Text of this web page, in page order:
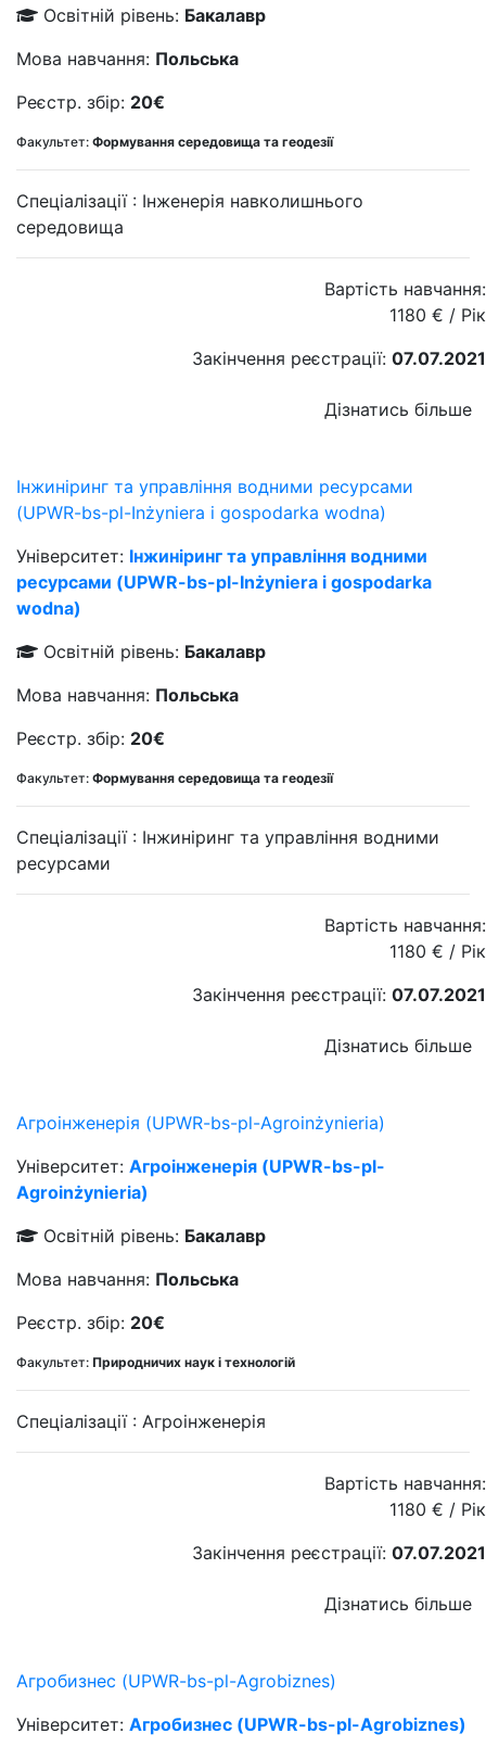
Освітній рівень: Бакалавр
Мова навчання: Польська
Реєстр. збір: 20€
Факультет: Формування середовища та геодезії
Спеціалізації : Інженерія навколишнього
середовища
Вартість навчання:
1180 € / Рік
Закінчення реєстрації: 07.07.2021
Дізнатись більше
Інжиніринг та управління водними ресурсами
(UPWR-bs-pl-Inżyniera i gospodarka wodna)
Університет: Інжиніринг та управління водними
ресурсами (UPWR-bs-pl-Inżyniera i gospodarka
wodna)
Освітній рівень: Бакалавр
Мова навчання: Польська
Реєстр. збір: 20€
Факультет: Формування середовища та геодезії
Спеціалізації : Інжиніринг та управління водними
ресурсами
Вартість навчання:
1180 € / Рік
Закінчення реєстрації: 07.07.2021
Дізнатись більше
Агроінженерія (UPWR-bs-pl-Agroinżynieria)
Університет: Агроінженерія (UPWR-bs-pl-
Agroinżynieria)
Освітній рівень: Бакалавр
Мова навчання: Польська
Реєстр. збір: 20€
Факультет: Природничих наук і технологій
Спеціалізації : Агроінженерія
Вартість навчання:
1180 € / Рік
Закінчення реєстрації: 07.07.2021
Дізнатись більше
Агробизнес (UPWR-bs-pl-Agrobiznes)
Університет: Агробизнес (UPWR-bs-pl-Agrobiznes)